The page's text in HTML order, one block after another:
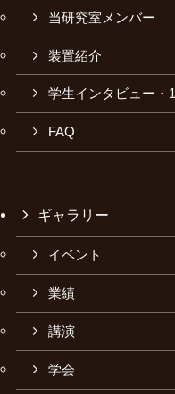
当研究室メンバー
装置紹介
学生インタビュー・
FAQ
ギャラリー
イベント
業績
講演
学会